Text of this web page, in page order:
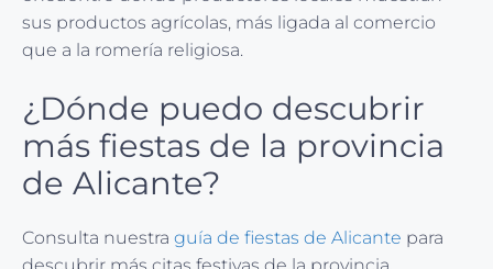
sus productos agrícolas, más ligada al comercio
que a la romería religiosa.
¿Dónde puedo descubrir
más fiestas de la provincia
de Alicante?
Consulta nuestra guía de fiestas de Alicante para
descubrir más citas festivas de la provincia.